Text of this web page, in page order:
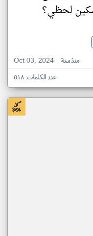
لحظي؟
Oct 03, 2024
منذ سنة
عدد الكلمات: ٥١٨